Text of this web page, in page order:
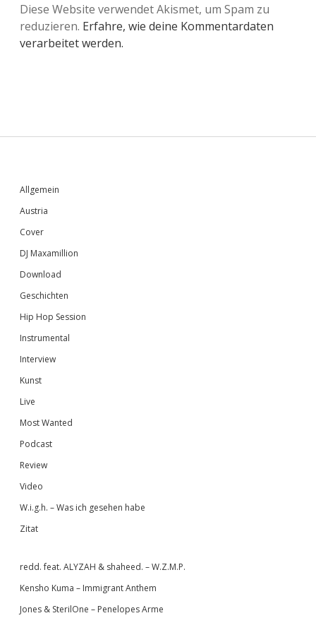
Diese Website verwendet Akismet, um Spam zu
reduzieren. Erfahre, wie deine Kommentardaten
verarbeitet werden.
Sidebar
Allgemein
Austria
Cover
DJ Maxamillion
Download
Geschichten
Hip Hop Session
Instrumental
Interview
Kunst
Live
Most Wanted
Podcast
Review
Video
W.i.g.h. – Was ich gesehen habe
Zitat
redd. feat. ALYZAH & shaheed. – W.Z.M.P.
Kensho Kuma – Immigrant Anthem
Jones & SterilOne – Penelopes Arme